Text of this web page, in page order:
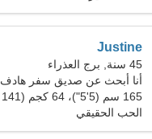
Justine
45 سنة, برج العذراء
أنا أبحث عن صديق سفر هادف
165 سم (5'5")، 64 كجم (141 رطلا)
الحب الحقيقي